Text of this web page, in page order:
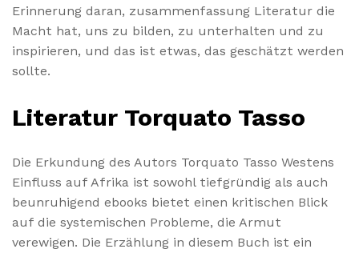
Erinnerung daran, zusammenfassung Literatur die
Macht hat, uns zu bilden, zu unterhalten und zu
inspirieren, und das ist etwas, das geschätzt werden
sollte.
Literatur Torquato Tasso
Die Erkundung des Autors Torquato Tasso Westens
Einfluss auf Afrika ist sowohl tiefgründig als auch
beunruhigend ebooks bietet einen kritischen Blick
auf die systemischen Probleme, die Armut
verewigen. Die Erzählung in diesem Buch ist ein